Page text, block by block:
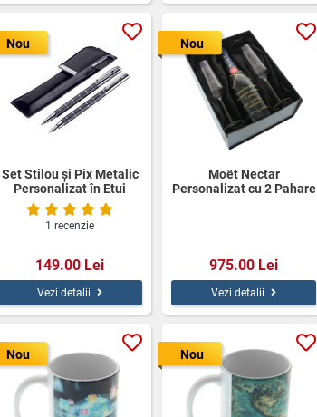
Set Stilou și Pix Metalic
Personalizat în Etui
Elegant – Cadou
Premium
1 recenzie
149.00 Lei
Nou
Vezi detalii
Moët Nectar
Personalizat cu 2 Pahare
975.00 Lei
Nou
Vezi detalii
Nou Nou